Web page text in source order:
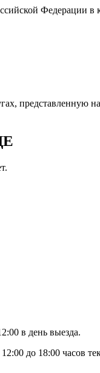
Федерации в
представленную
в день выезда.
до 18:00 часов